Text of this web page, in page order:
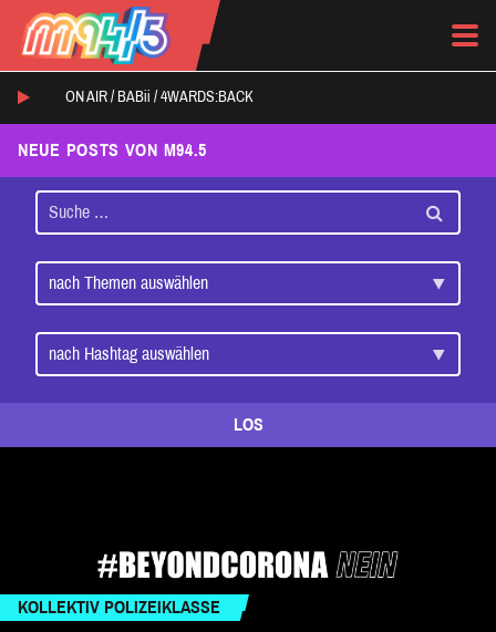
ON AIR / BABii / 4WARDS:BACK
NEUE POSTS VON M94.5
LOS
KOLLEKTIV POLIZEIKLASSE